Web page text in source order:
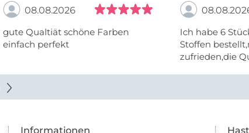
08.08.2026
gute Qualtiät schöne Farben
einfach perfekt
Ich habe 6
Stoffen
zufrieden,die
Informationen